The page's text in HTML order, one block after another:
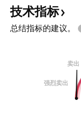
技术指标
总结指标的建议。
卖出
强烈卖出